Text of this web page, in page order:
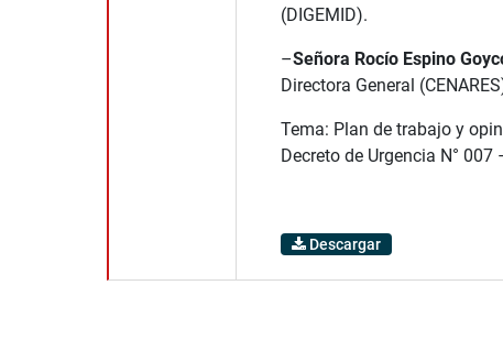
(DIGEMID).
–Señora Rocío Espino
Directora General
Tema: Plan de trabajo y
Decreto de Urgencia N° 007
Descargar